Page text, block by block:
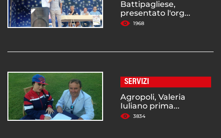
Battipagliese,
presentato l'org...
1968
SERVIZI
Agropoli, Valeria
Iuliano prima...
3834